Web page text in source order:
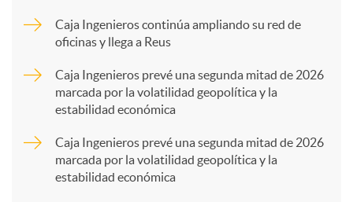
p
a
Caja Ingenieros continúa ampliando su red de
oficinas y llega a Reus
Caja Ingenieros prevé una segunda mitad de 2026
marcada por la volatilidad geopolítica y la
estabilidad económica
Caja Ingenieros prevé una segunda mitad de 2026
marcada por la volatilidad geopolítica y la
estabilidad económica